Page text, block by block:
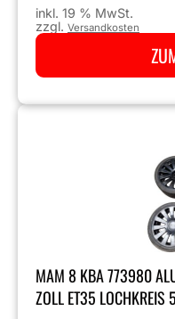
inkl. 19 % MwSt.
zzgl. Versandkosten
MAM 8 KBA 773980
ZOLL ET35